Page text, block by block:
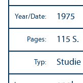
Year/Date: 1975
Pages: 115 S.
Typ: Studie